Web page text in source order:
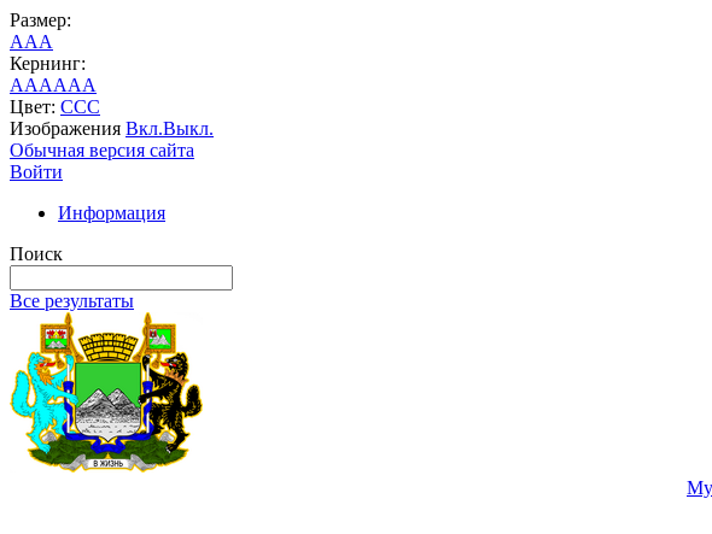
Размер:
AAA
Кернинг:
AAAAAA
Цвет: CCC
Изображения Вкл.Выкл.
Обычная версия сайта
Войти
Информация
Поиск
Все результаты